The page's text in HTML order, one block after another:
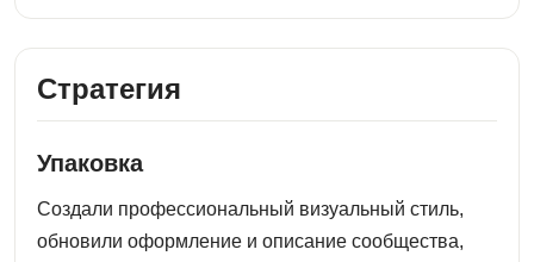
Стратегия
Упаковка
Создали профессиональный визуальный стиль,
обновили оформление и описание сообщества,